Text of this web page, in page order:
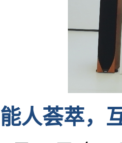
能人荟萃，